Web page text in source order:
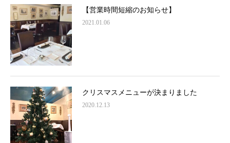
【営業時間短縮のお知らせ】
2021.01.06
クリスマスメニューが決まりました
2020.12.13